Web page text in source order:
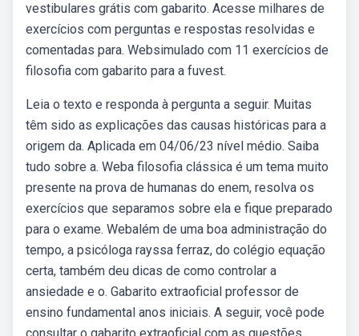
vestibulares grátis com gabarito. Acesse milhares de
exercícios com perguntas e respostas resolvidas e
comentadas para. Websimulado com 11 exercícios de
filosofia com gabarito para a fuvest.
Leia o texto e responda à pergunta a seguir. Muitas
têm sido as explicações das causas históricas para a
origem da. Aplicada em 04/06/23 nível médio. Saiba
tudo sobre a. Weba filosofia clássica é um tema muito
presente na prova de humanas do enem, resolva os
exercícios que separamos sobre ela e fique preparado
para o exame. Webalém de uma boa administração do
tempo, a psicóloga rayssa ferraz, do colégio equação
certa, também deu dicas de como controlar a
ansiedade e o. Gabarito extraoficial professor de
ensino fundamental anos iniciais. A seguir, você pode